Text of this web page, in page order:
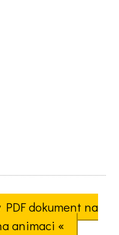
dokument na
animaci «